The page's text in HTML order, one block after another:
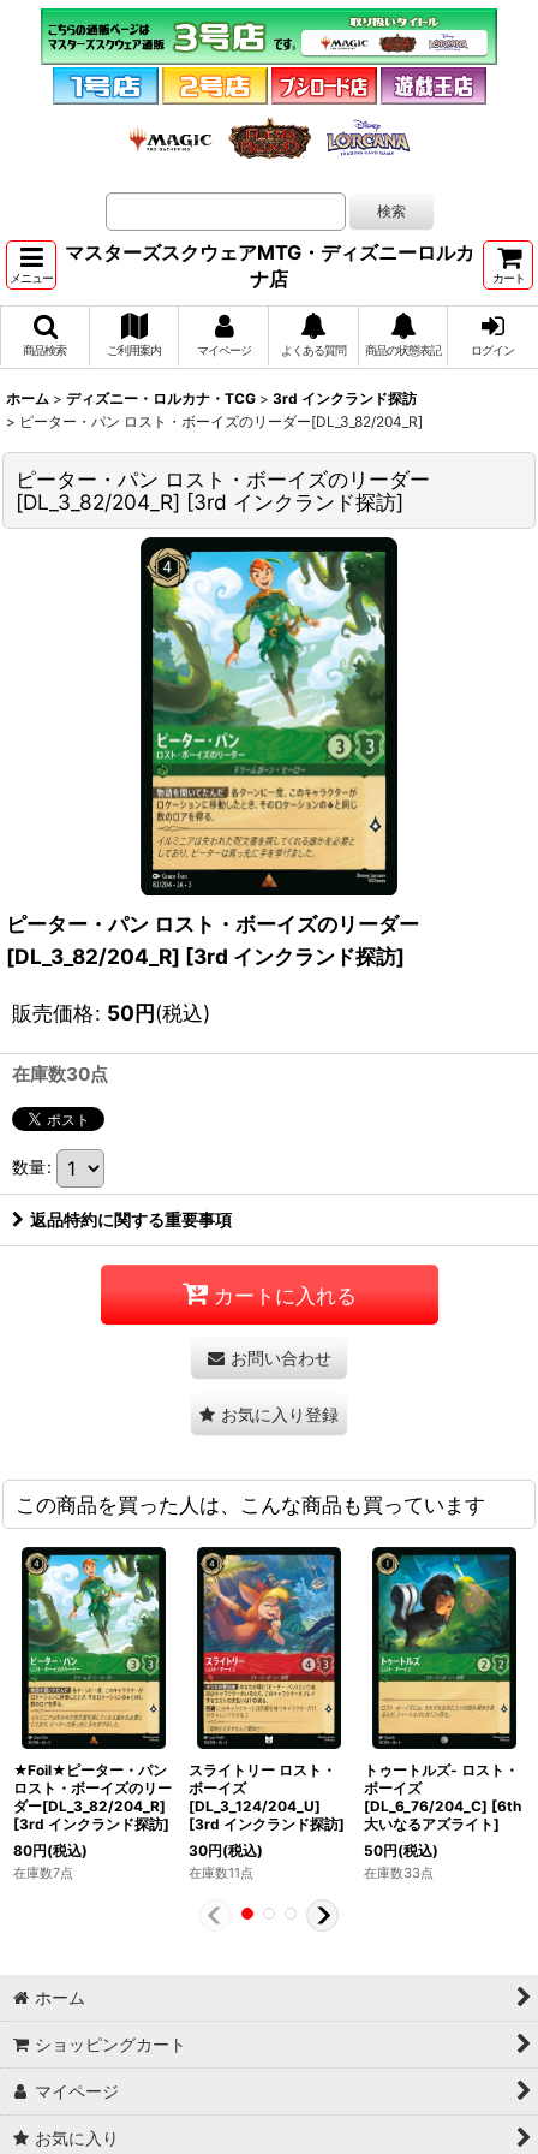
メニュー
マスターズスクウェアMTG・ディズニーロルカ
ナ店
カート
商品検索 ご利用案内 マイページ よくある質問 商品の状態表記 ログイン
ホーム > ディズニー・ロルカナ・TCG > 3rd インクランド探訪
> ピーター・パン ロスト・ボーイズのリーダー[DL_3_82/204_R]
ピーター・パン ロスト・ボーイズのリーダー
[DL_3_82/204_R] [3rd インクランド探訪]
ピーター・パン ロスト・ボーイズのリーダー
[DL_3_82/204_R] [3rd インクランド探訪]
販売価格: 50円(税込)
在庫数30点
数量:
返品特約に関する重要事項
カートに入れる
お問い合わせ
お気に入り登録
この商品を買った人は、こんな商品も買っています
★Foil★ピーター・パン
ロスト・ボーイズのリー
ダー[DL_3_82/204_R]
[3rd インクランド探訪]
80円(税込)
在庫数7点
スライトリー ロスト・
ボーイズ
[DL_3_124/204_U]
[3rd インクランド探訪]
30円(税込)
在庫数11点
トゥートルズ- ロスト・
ボーイズ
[DL_6_76/204_C] [6th
大いなるアズライト]
50円(税込)
在庫数33点
ホーム
ショッピングカート
マイページ
お気に入り